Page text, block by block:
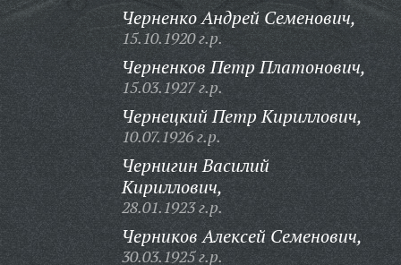
Черненко Андрей Семенович,
15.10.1920 г.р.
Черненков Петр Платонович,
15.03.1927 г.р.
Чернецкий Петр Кириллович,
10.07.1926 г.р.
Чернигин Василий
Кириллович,
28.01.1923 г.р.
Черников Алексей Семенович,
30.03.1925 г.р.